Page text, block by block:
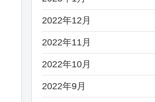
2022年12月
2022年11月
2022年10月
2022年9月